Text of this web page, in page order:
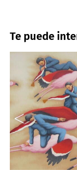
Te puede